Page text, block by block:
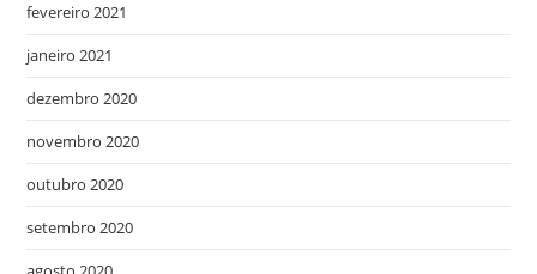
fevereiro 2021
janeiro 2021
dezembro 2020
novembro 2020
outubro 2020
setembro 2020